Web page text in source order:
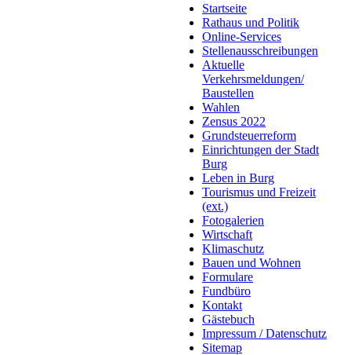
Startseite
Rathaus und Politik
Online-Services
Stellenausschreibungen
Aktuelle
Verkehrsmeldungen/
Baustellen
Wahlen
Zensus 2022
Grundsteuerreform
Einrichtungen der Stadt
Burg
Leben in Burg
Tourismus und Freizeit
(ext.)
Fotogalerien
Wirtschaft
Klimaschutz
Bauen und Wohnen
Formulare
Fundbüro
Kontakt
Gästebuch
Impressum / Datenschutz
Sitemap